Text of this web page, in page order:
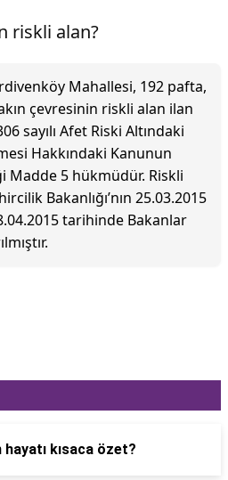
riskli alan?
Mahallesi, 192 pafta,
çevresinin riskli alan ilan
sayılı Afet Riski Altındaki
Hakkındaki Kanunun
Madde 5 hükmüdür. Riskli
Bakanlığı’nın 25.03.2015
tarihinde Bakanlar
kısaca özet?